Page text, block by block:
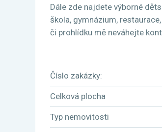
Dále zde najdete výborné
škola, gymnázium,
či prohlídku mě neváhejte
Číslo zakázky:
Celková plocha
Typ nemovitosti